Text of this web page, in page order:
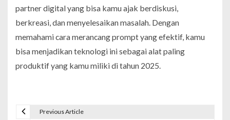
partner digital yang bisa kamu ajak berdiskusi,
berkreasi, dan menyelesaikan masalah. Dengan
memahami cara merancang prompt yang efektif, kamu
bisa menjadikan teknologi ini sebagai alat paling
produktif yang kamu miliki di tahun 2025.
Previous Article